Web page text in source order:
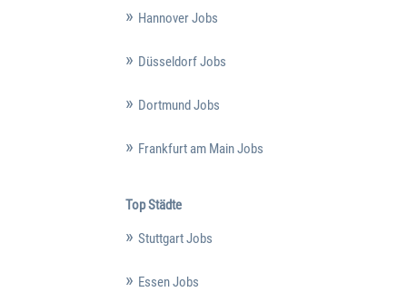
Hannover Jobs
Düsseldorf Jobs
Dortmund Jobs
Frankfurt am Main Jobs
Top Städte
Stuttgart Jobs
Essen Jobs